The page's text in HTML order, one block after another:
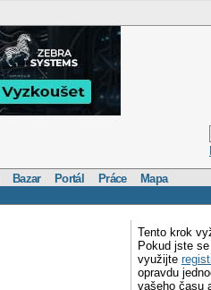
Bazar Portál Práce Mapa
Tento krok
Pokud jste
využijte
opravdu
vašeho času